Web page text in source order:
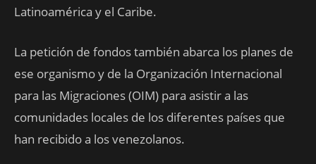
Latinoamérica y el Caribe.
La petición de fondos también abarca los planes de
ese organismo y de la Organización Internacional
para las Migraciones (OIM) para asistir a las
comunidades locales de los diferentes países que
han recibido a los venezolanos.